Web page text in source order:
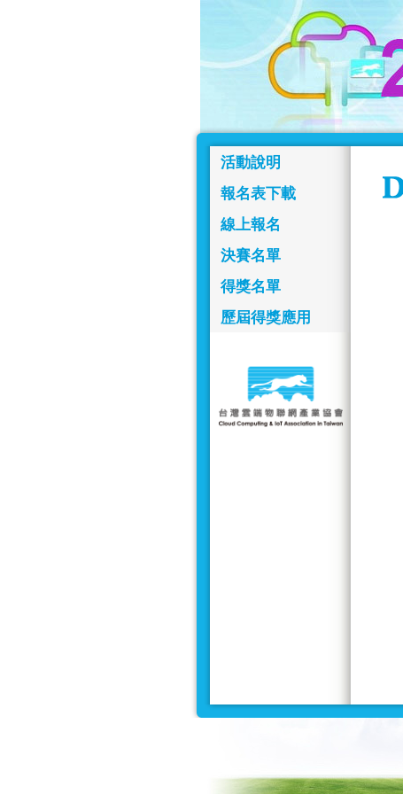
活動說明
報名表下載
線上報名
決賽名單
得獎名單
歷屆得獎應用